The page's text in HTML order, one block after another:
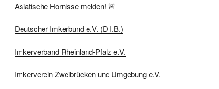
Asiatische Hornisse melden! 🚨
Deutscher Imkerbund e.V. (D.I.B.)
Imkerverband Rheinland-Pfalz e.V.
Imkerverein Zweibrücken und Umgebung e.V.